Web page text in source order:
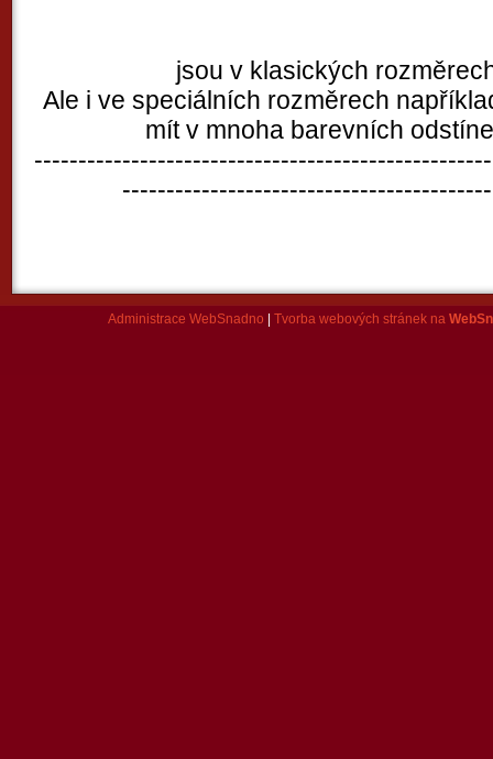
jsou v klasických
Ale i ve speciálních rozměrech
mít v mnoha barevních
Administrace WebSnadno Tvorba webových stránek na